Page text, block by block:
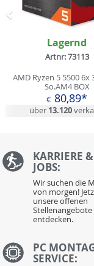
Lagernd
Artnr: 73113
AMD Ryzen 5 5500 6x
So.AM4 BOX
€ 80,89*
über 13.120
Zurück
KARRIERE &
JOBS:
Wir suchen die
von morgen!
unsere offenen
Stellenangebote
entdecken.
PC
SERVICE: